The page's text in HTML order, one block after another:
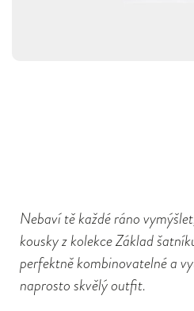
Nebaví tě každé ráno
kousky z kolekce Základ
perfektně kombinovatelné a
naprosto skvělý outfit.